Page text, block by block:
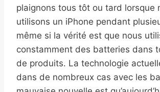
plaignons tous tôt ou tard lorsque
utilisons un iPhone pendant
même si la vérité est que nous
constamment des batteries dans
de produits. La technologie
dans de nombreux cas avec les